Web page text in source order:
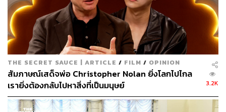
​ในขณะที่บางเสียงจากฝั่งคนทำก็คิดว่า คนดู (หรือนักวิจารณ์)
ต้องหยุดวิจารณ์หนังในแนวทางว่า“หนังเรื่องนี้ควรจะเป็น
แบบนั้น”, “ฉันคิดว่าหนังเรื่องนี้จะดีขึ้น ถ้า…” , “ถ้าเป็นฉัน ฉัน
จะทำหนังเรื่องนี้ให้เป็นแบบนี้แบบนั้น”เพราะนั่นคือการอยาก
เห็นหนังเป็นไปในแบบที่ตัวเองต้องการเท่านั้น และปิดรับ
ความหลากหลายของตัวงานที่อาจจะมาจากโลกคนละใบกับ
คนดู มาจากคนละวัฒนธรรมกับผู้รับสาร คนดูเองหรือเปล่าที่
อาจจะต้องปรับดวงตาให้เปิดรับสิ่งใหม่ที่ไม่เหมือนกับตัวเอง
บ้าง เพื่อสร้างความหลากหลายของผลงานบนโลกใบนี้
THE SECRET SAUCE | ARTICLE / FILM / OPINION
สัมภาษณ์เสด็จพ่อ Christopher Nolan ยิ่งโลกไปไกล
เรายิ่งต้องกลับไปหาสิ่งที่เป็นมนุษย์
3.2K